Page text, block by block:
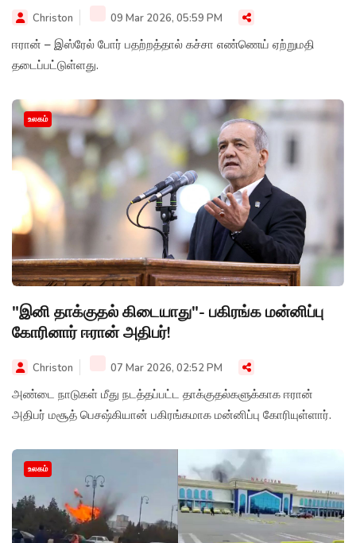
Christon 09 Mar 2026, 05:59 PM
ஈரான் – இஸ்ரேல் போர் பதற்றத்தால் கச்சா எண்ணெய் ஏற்றுமதி
தடைப்பட்டுள்ளது.
உலகம்
"இனி தாக்குதல் கிடையாது"- பகிரங்க மன்னிப்பு
கோரினார் ஈரான் அதிபர்!
Christon 07 Mar 2026, 02:52 PM
அண்டை நாடுகள் மீது நடத்தப்பட்ட தாக்குதல்களுக்காக ஈரான்
அதிபர் மசூத் பெசஷ்கியான் பகிரங்கமாக மன்னிப்பு கோரியுள்ளார்.
உலகம்